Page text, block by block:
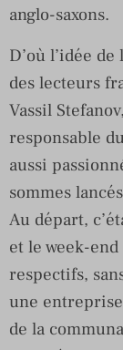
anglo-saxons.
D’où l’idée
des lecteurs
Vassil
responsable
aussi
sommes
Au départ,
et le week-
respectifs,
une
de la